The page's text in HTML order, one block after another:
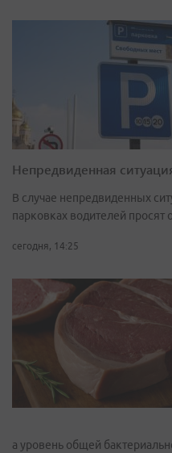
Непредвиденная
В случае непредвиденных
парковках водителей просят
сегодня, 14:25
а уровень общей